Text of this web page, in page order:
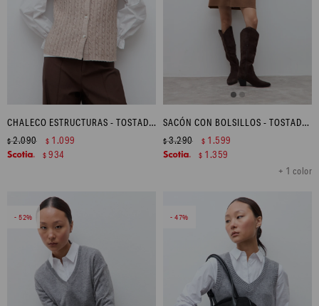
CHALECO ESTRUCTURAS - TOSTADO MELANGE
$2.090 $ 1.099
$ 934
SACÓN CON BOLSILLOS - TOSTADO MELANGE
+ 1 color
$3.290 $ 1.599
$ 1.359
52 47